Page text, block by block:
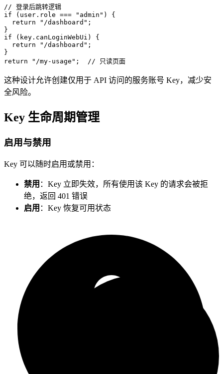
// 登录后跳转逻辑
if
( user . role === "admin" )
{
return
"/dashboard" ;
}
if
( key . canLoginWebUi )
{
return
"/dashboard" ;
}
return
"/my-usage" ; // 只读页面
这种设计允许创建仅用于 API 访问的服务账号 Key，减少安
全风险。
Key 生命周期管理
启用与禁用
Key 可以随时启用或禁用：
禁用 ：Key 立即失效，所有使用该 Key 的请求会被拒
绝，返回 401 错误
启用 ：Key 恢复可用状态